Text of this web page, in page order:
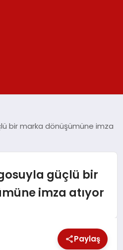
bir marka dönüşümüne imza
güçlü bir
imza atıyor
Paylaş